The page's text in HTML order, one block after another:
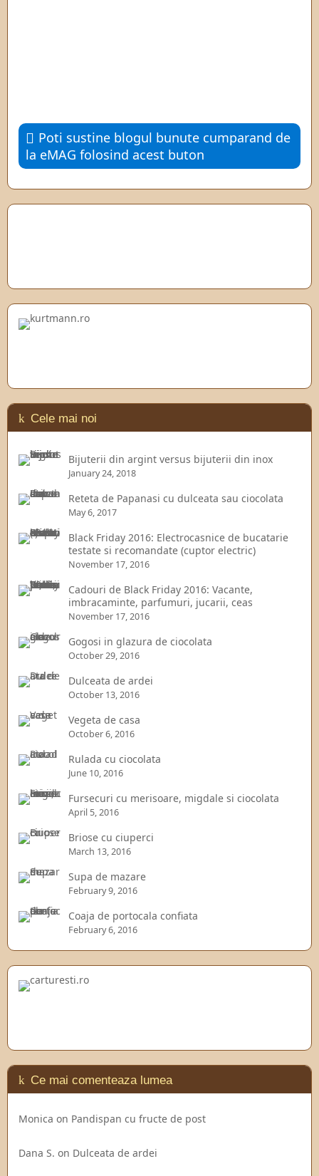
Poti sustine blogul bunute cumparand de
la eMAG folosind acest buton
Cele mai noi
Bijuterii din argint versus bijuterii din inox
January 24, 2018
Reteta de Papanasi cu dulceata sau ciocolata
May 6, 2017
Black Friday 2016: Electrocasnice de bucatarie
testate si recomandate (cuptor electric)
November 17, 2016
Cadouri de Black Friday 2016: Vacante,
imbracaminte, parfumuri, jucarii, ceas
November 17, 2016
Gogosi in glazura de ciocolata
October 29, 2016
Dulceata de ardei
October 13, 2016
Vegeta de casa
October 6, 2016
Rulada cu ciocolata
June 10, 2016
Fursecuri cu merisoare, migdale si ciocolata
April 5, 2016
Briose cu ciuperci
March 13, 2016
Supa de mazare
February 9, 2016
Coaja de portocala confiata
February 6, 2016
Ce mai comenteaza lumea
Monica on Pandispan cu fructe de post
Dana S. on Dulceata de ardei